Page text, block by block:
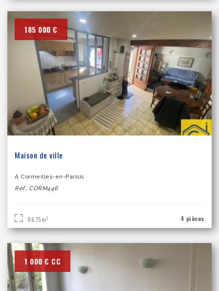
185 000 €
Maison de ville
À Cormeilles-en-Parisis
Réf.: CORM446
86.75m2 4 pièces
1 000 € CC